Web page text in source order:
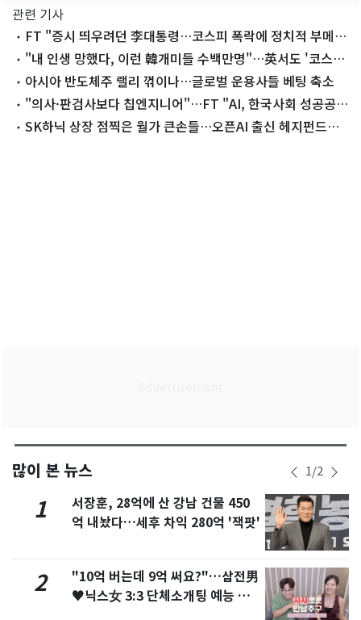
관련 기사
FT "증시 띄우려던 李대통령…코스피 폭락에 정치적 부메
랑""내 인생 망했다, 이런 韓개미들 수백만명"…英서도 '코스피
악몽' 집중 조명
아시아 반도체주 랠리 꺾이나…글로벌 운용사들 베팅 축소
"의사·판검사보다 칩엔지니어"…FT "AI, 한국사회 성공공
식 바꿔"
SK하닉 상장 점찍은 월가 큰손들…오픈AI 출신 헤지펀드도
많이 본 뉴스 1/2
1
서장훈, 28억에 산 강남 건물 450
억 내놨다…세후 차익 280억 '잭팟'
2
"10억 버는데 9억 써요?"…삼전男
♥닉스女 3:3 단체소개팅 예능 화